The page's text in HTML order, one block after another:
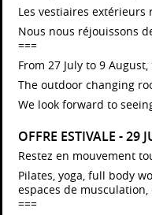
Le
qu’il
En
(
Les vestiaires
Nous nous réjouissons
===
From 27 July to 9
The outdoor changing
We look forward to
OFFRE ESTIVALE - 29
Restez en mouvement
Pilates, yoga, full body
espaces de
===